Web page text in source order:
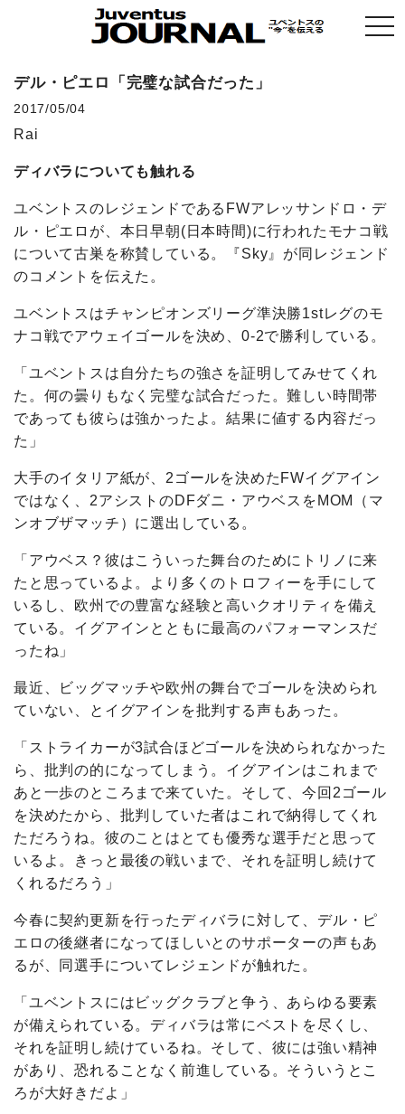
デル・ピエロ「完璧な試合だった」
2017/05/04
Rai
ディバラについても触れる
ユベントスのレジェンドであるFWアレッサンドロ・デ
ル・ピエロが、本日早朝(日本時間)に行われたモナコ戦
について古巣を称賛している。『Sky』が同レジェンド
のコメントを伝えた。
ユベントスはチャンピオンズリーグ準決勝1stレグのモ
ナコ戦でアウェイゴールを決め、0-2で勝利している。
「ユベントスは自分たちの強さを証明してみせてくれ
た。何の曇りもなく完璧な試合だった。難しい時間帯
であっても彼らは強かったよ。結果に値する内容だっ
た」
大手のイタリア紙が、2ゴールを決めたFWイグアイン
ではなく、2アシストのDFダニ・アウベスをMOM（マ
ンオブザマッチ）に選出している。
「アウベス？彼はこういった舞台のためにトリノに来
たと思っているよ。より多くのトロフィーを手にして
いるし、欧州での豊富な経験と高いクオリティを備え
ている。イグアインとともに最高のパフォーマンスだ
ったね」
最近、ビッグマッチや欧州の舞台でゴールを決められ
ていない、とイグアインを批判する声もあった。
「ストライカーが3試合ほどゴールを決められなかった
ら、批判の的になってしまう。イグアインはこれまで
あと一歩のところまで来ていた。そして、今回2ゴール
を決めたから、批判していた者はこれで納得してくれ
ただろうね。彼のことはとても優秀な選手だと思って
いるよ。きっと最後の戦いまで、それを証明し続けて
くれるだろう」
今春に契約更新を行ったディバラに対して、デル・ピ
エロの後継者になってほしいとのサポーターの声もあ
るが、同選手についてレジェンドが触れた。
「ユベントスにはビッグクラブと争う、あらゆる要素
が備えられている。ディバラは常にベストを尽くし、
それを証明し続けているね。そして、彼には強い精神
があり、恐れることなく前進している。そういうとこ
ろが大好きだよ」